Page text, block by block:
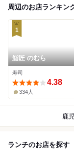
周辺のお店ランキン
1
鮨匠 のむら
寿司
4.38
334人
鹿
ランチのお店を探す